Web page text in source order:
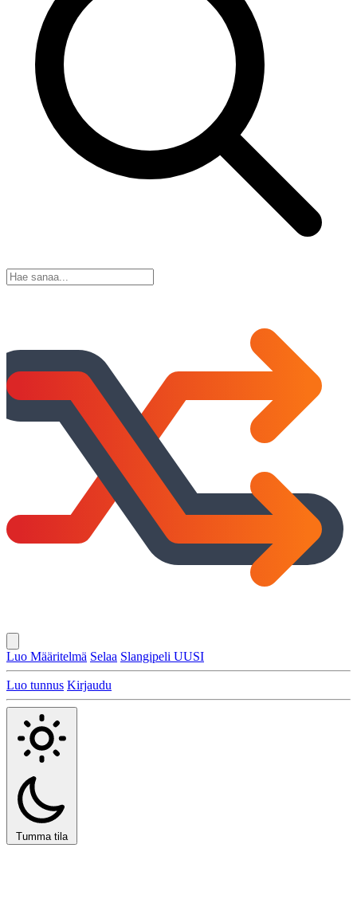
Luo Määritelmä Selaa Slangipeli UUSI
Luo tunnus Kirjaudu
Tumma tila